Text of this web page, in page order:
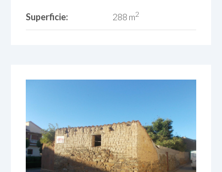
Superficie: 288 m2